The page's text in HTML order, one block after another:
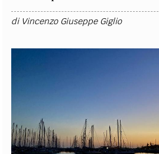
di Vincenzo Giuseppe Giglio